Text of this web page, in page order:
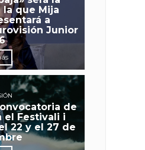
la que Mija
a
Junior
de
el Festivali i
22 y el 27 de